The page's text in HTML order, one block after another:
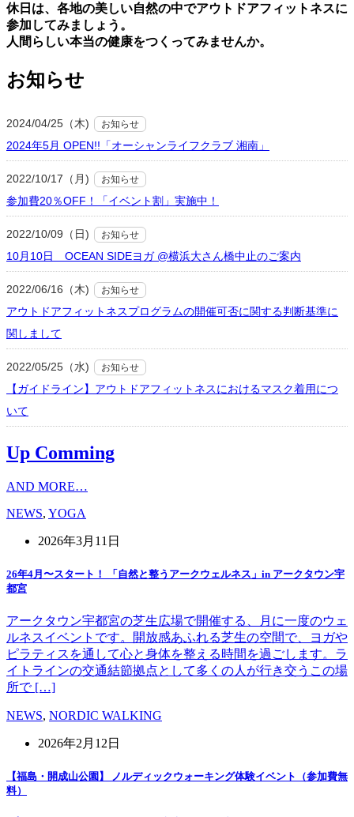
休⽇は、各地の美しい⾃然の中でアウトドアフィットネスに
参加してみましょう。
⼈間らしい本当の健康をつくってみませんか。
お知らせ
2024/04/25（木) お知らせ
2024年5月 OPEN!!「オーシャンライフクラブ 湘南」
2022/10/17（月) お知らせ
参加費20％OFF！「イベント割」実施中！
2022/10/09（日) お知らせ
10月10日 OCEAN SIDEヨガ @横浜大さん橋中止のご案内
2022/06/16（木) お知らせ
アウトドアフィットネスプログラムの開催可否に関する判断基準に
関しまして
2022/05/25（水) お知らせ
【ガイドライン】アウトドアフィットネスにおけるマスク着用につ
いて
Up Comming
AND MORE…
NEWS, YOGA
2026年3月11日
26年4月〜スタート！ 「自然と整うアークウェルネス」in アークタウン宇
都宮
アークタウン宇都宮の芝生広場で開催する、月に一度のウェ
ルネスイベントです。開放感あふれる芝生の空間で、ヨガや
ピラティスを通して心と身体を整える時間を過ごします。ラ
イトラインの交通結節拠点として多くの人が行き交うこの場
所で […]
NEWS, NORDIC WALKING
2026年2月12日
【福島・開成山公園】 ノルディックウォーキング体験イベント（参加費無
料）